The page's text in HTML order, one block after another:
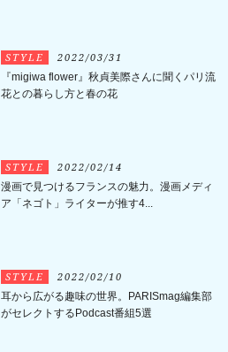
STYLE 2022/03/31
『migiwa flower』秋貞美際さんに聞くパリ流
花との暮らし方と春の花
STYLE 2022/02/14
漫画で見つけるフランスの魅力。漫画メディ
ア「ネゴト」ライターが推す4...
STYLE 2022/02/10
耳から広がる趣味の世界。PARISmag編集部
がセレクトするPodcast番組5選